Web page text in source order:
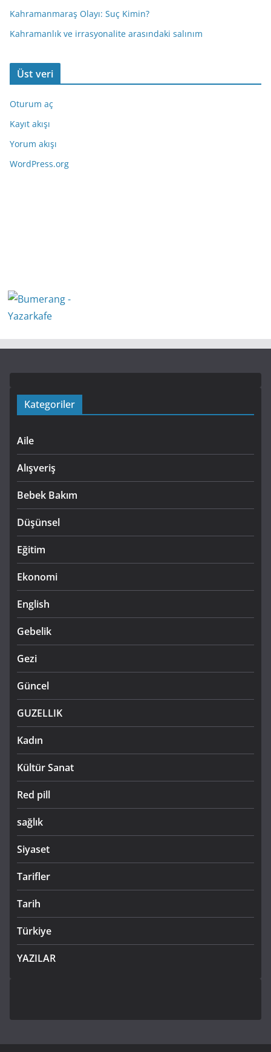
Kahramanmaraş Olayı: Suç Kimin?
Kahramanlık ve irrasyonalite arasındaki salınım
Üst veri
Oturum aç
Kayıt akışı
Yorum akışı
WordPress.org
Kategoriler
Aile
Alışveriş
Bebek Bakım
Düşünsel
Eğitim
Ekonomi
English
Gebelik
Gezi
Güncel
GUZELLIK
Kadın
Kültür Sanat
Red pill
sağlık
Siyaset
Tarifler
Tarih
Türkiye
YAZILAR